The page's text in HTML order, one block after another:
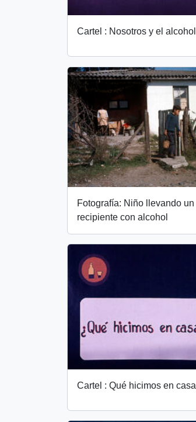
Cartel : Nosotros y el alcohol
Fotografía: Niño llevando un
recipiente con alcohol
Cartel : Qué hicimos en casa